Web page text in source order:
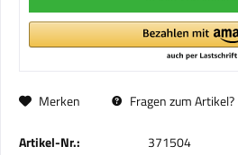
Merken Fragen zum Artikel?
Artikel-Nr.:
371504